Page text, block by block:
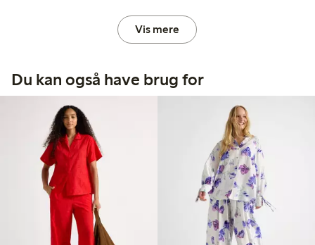
Vis mere
Du kan også have brug for